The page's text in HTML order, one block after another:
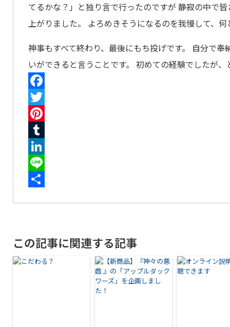
てるかな？」と独り言で行ったのですが 静寂の中で
上がりました。 よろめきそうになるのを我慢して、
神事もすべて終わり、最後にもち投げです。 自分で
いができると言うことです。 初めての経験でしたが
Facebook
Twitter
Pinterest
Tumblr
LinkedIn
Line
有
この記事に関連する記事